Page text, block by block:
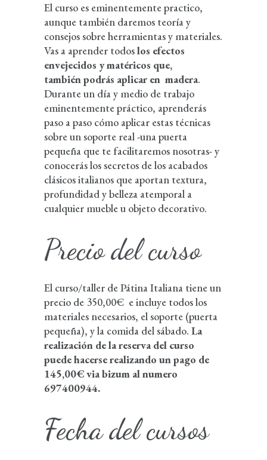
El curso es eminentemente practico,
aunque también daremos teoría y
consejos sobre herramientas y materiales.
Vas a aprender todoslos efectos
envejecidos y matéricos que,
también podrás aplicar en madera.
Durante un día y medio de trabajo
eminentemente práctico, aprenderás
paso a paso cómo aplicar estas técnicas
sobre un soporte real -una puerta
pequeña que te facilitaremos nosotras- y
conocerás los secretos de los acabados
clásicos italianos que aportan textura,
profundidad y belleza atemporal a
cualquier mueble u objeto decorativo.
Precio del curso
El curso/taller de Pátina Italiana tiene un
precio de 350,00€ e incluye todos los
materiales necesarios, el soporte (puerta
pequeña), y la comida del sábado. La
realización de la reserva del curso
puede hacerse realizando un pago de
145,00€ via bizum al numero
697400944.
Fecha del cursos